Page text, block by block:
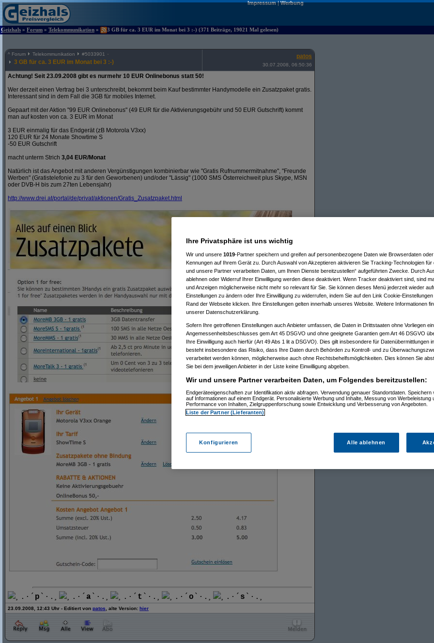
Impressum|Werbung
Geizhals » Forum » Telekommunikation » 3 GB für ca. 3 EUR im Monat bei 3 :-) (371 Beiträge, 19021 Mal gelesen)
^ Forum Telekommunikation #5033901
3 GB für ca. 3 EUR im Monat bei 3 :-)
patos
30.07.2008, 06:50:36
Achtung! Seit 23.09.2008 gibt es nurmehr 10 EUR Onlinebonus statt 50!
Wer derzeit einen Vertrag bei 3 unterschreibt, bekommt beim Kauf bestimmter Handymodelle ein Zusatzpaket gratis.
Interessant sind in dem Fall die 3GB für mobiles Internet.
Gepaart mit der Aktion "99 EUR Onlinebonus" (49 EUR für die Aktivierungsgebühr und 50 EUR Gutschrift) kommt
man auf kosten von ca. 3 EUR im Monat
3 EUR einmalig für das Endgerät (zB Motorola V3xx)
120 EUR für 24 Monate Showtime S
-50 EUR Gutschrift
macht unterm Strich 3,04 EUR/Monat
Natürlich ist das Angebot mit anderen Vergünstigungen kombinierbar wie "Gratis Rufnummermitnahme", "Freunde
Werben" (Gratistelefonie zu 3 für den Geworbenen) und/oder "Lässig" (1000 SMS Österreichweit plus Skype, MSN
oder DVB-H bis zum 27ten Lebensjahr)
http://www.drei.at/portal/de/privat/aktionen/Gratis_Zusatzpaket.html
¸.·´ p `·.¸ ¸.·´ a `·.¸ ¸.·´ t `·.¸ ¸.·´ o `·.¸ ¸.·´ s `·.¸
23.09.2008, 12:43 Uhr - Editiert von patos , alte Version: hier
Ihre Privatsphäre ist uns wichtig
Wir und unsere 1019-Partner speichern und greifen auf personenbezogene Daten wie Browserdaten
Kennungen auf Ihrem Gerät zu. Durch Auswahl von Akzeptieren aktivieren Sie Tracking-Technologien für
und unsere Partner verarbeiten Daten, um Ihnen Dienste bereitzustellen“ aufgeführten Zwecke. Durch
ablehnen oder Widerruf Ihrer Einwilligung werden diese deaktiviert. Wenn Tracker deaktiviert sind, sind
und Anzeigen möglicherweise nicht mehr so relevant für Sie. Sie können dieses Menü jederzeit wieder
Einstellungen zu ändern oder Ihre Einwilligung zu widerrufen, indem Sie auf den Link Cookie-
Rand der Webseite klicken. Ihre Einstellungen gelten innerhalb unseres Website. Weitere Informationen
unserer Datenschutzerklärung.
Sofern Ihre getroffenen Einstellungen auch Anbieter umfassen, die Daten in Drittstaaten ohne Vorliegen
Angemessenheitsbeschlusses gem Art 45 DSGVO und ohne geeignete Garantien gem Art 46 DSGVO
Ihre Einwilligung auch hierfür (Art 49 Abs 1 lit a DSGVO). Dies gilt insbesondere für Datenübermittlungen
besteht insbesondere das Risiko, dass Ihre Daten durch Behörden zu Kontroll- und zu
verarbeitet werden können, möglicherweise auch ohne Rechtsbehelfsmöglichkeiten. Dies können Sie
Sie bei dem jeweiligen Anbieter in der Liste keine Einwilligung abgeben.
Wir und unsere Partner verarbeiten Daten, um Folgendes bereitzustellen:
Endgeräteeigenschaften zur Identifikation aktiv abfragen. Verwendung genauer Standortdaten. Speichern
auf Informationen auf einem Endgerät. Personalisierte Werbung und Inhalte, Messung von Werbeleistung
Performance von Inhalten, Zielgruppenforschung sowie Entwicklung und Verbesserung von Angeboten.
Liste der Partner (Lieferanten)
Konfigurieren Alle ablehnen